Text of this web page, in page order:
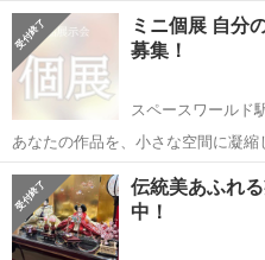
去と 未来に関する重要なメッセー
心にビデオ上映する予定です。 ま
ークル及び最新科学情報を多...
福岡 太宰府市 太宰府駅
ミニ個展 自分
募集！
スペースワールド
あなたの作品を、小さな空間に凝縮してみま
や、新作のお披露目にぴったりな
す！ ✨ こんな方におすすめ ・個展を開いてみたいけれど、作品数が
まだ少ない ・低予算で自分だけの...
福岡 北九州市 スペースワ
伝統美あふれ
中！